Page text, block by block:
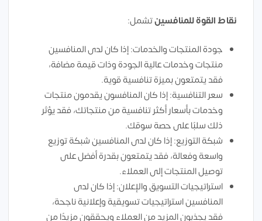
نقاط القوة للمنافسينتشمل:
جودة المنتجات والخدمات: إذا كان لدى المنافسين
منتجات وخدمات عالية الجودة وذات قيمة مضافة،
فقد يتمتعون بميزة تنافسية قوية.
سعر التنافسية: إذا كان المنافسون يقدمون منتجات
وخدمات بأسعار أكثر تنافسية من منتجاتك، فقد يؤثر
ذلك سلبًا على حصة سوقك.
شبكة التوزيع: إذا كان لدى المنافسين شبكة توزيع
واسعة وفعالة، فقد يتمتعون بقدرة أفضل على
توصيل المنتجات إلى العملاء.
استراتيجيات التسويق والإعلان: إذا كان لدى
المنافسين استراتيجيات تسويقية وإعلانية ناجحة،
فقد يجذبون المزيد من العملاء ويحققون مزيدًا من